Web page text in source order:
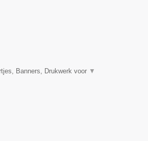
Banners, Drukwerk voor ▼